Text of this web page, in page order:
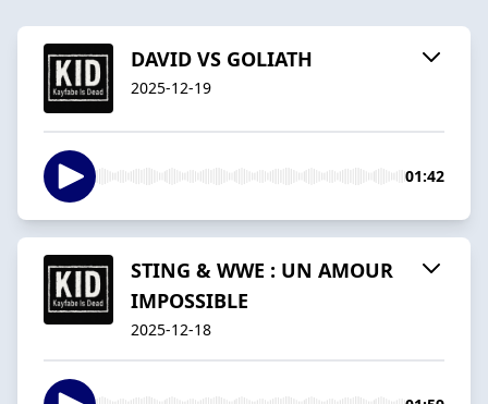
DAVID VS GOLIATH
2025-12-19
01:42
STING & WWE : UN AMOUR
IMPOSSIBLE
2025-12-18